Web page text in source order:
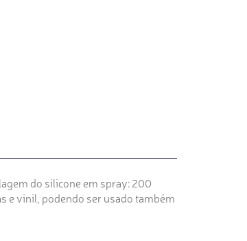
do silicone em spray: 200
e vinil, podendo ser usado também